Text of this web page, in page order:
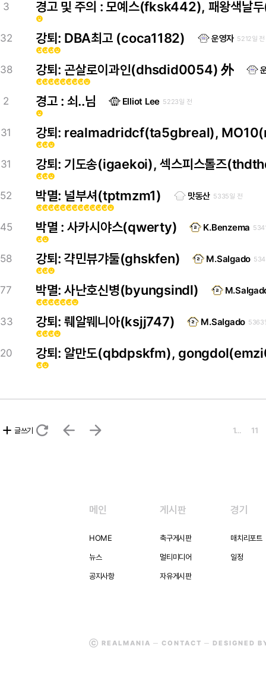
3
emoji_emotions
32
emoji_emotionsemoji_emotionsemoji_emotionsemoji_emotions
강퇴: DBA최고 (coca1182) 운영자 5212일 전
38
emoji_emotionsemoji_emotionsemoji_emotionsemoji_emotionsemoji_emotionsemoji_emotionsemoji_emotionsemoji_emotionsemoji_emotions
강퇴: 곤살로이과인(dhsdid0054) 外
2
emoji_emotions
경고 : 쇠..님 Elliot Lee 5223일 전
31
emoji_emotionsemoji_emotionsemoji_emotions
강퇴: realmadridcf(ta5gbreal),
31
emoji_emotionsemoji_emotionsemoji_emotions
강퇴: 기도송(igaekoi), 섹스피스톨즈
52
emoji_emotionsemoji_emotionsemoji_emotionsemoji_emotionsemoji_emotionsemoji_emotionsemoji_emotionsemoji_emotionsemoji_emotionsemoji_emotionsemoji_emotionsemoji_emotionsemoji_emotions
박멸: 널부셔(tptmzm1) 맛동산 5335일 전
45
emoji_emotionsemoji_emotions
박멸 : 사카시야스(qwerty) K.Benzema
58
emoji_emotionsemoji_emotionsemoji_emotions
강퇴: 갹민뷰갸둘(ghskfen) M.Salgado
77
emoji_emotionsemoji_emotionsemoji_emotionsemoji_emotionsemoji_emotionsemoji_emotionsemoji_emotions
박멸: 사난호신병(byungsindl)
33
emoji_emotionsemoji_emotionsemoji_emotionsemoji_emotions
강퇴: 뤠알뭬니아(ksjj747) M.Salgado 5363
20
emoji_emotionsemoji_emotions
강퇴: 알만도(qbdpskfm),
add 글쓰기 refresh arrow_back arrow_forward 1… 11
메인
HOME
뉴스
공지사항
게시판
축구게시판
멀티미디어
자유게시판
경기
매치리포트
일정
Ⓒ REALMANIA ─ CONTACT ─ DESIGNED